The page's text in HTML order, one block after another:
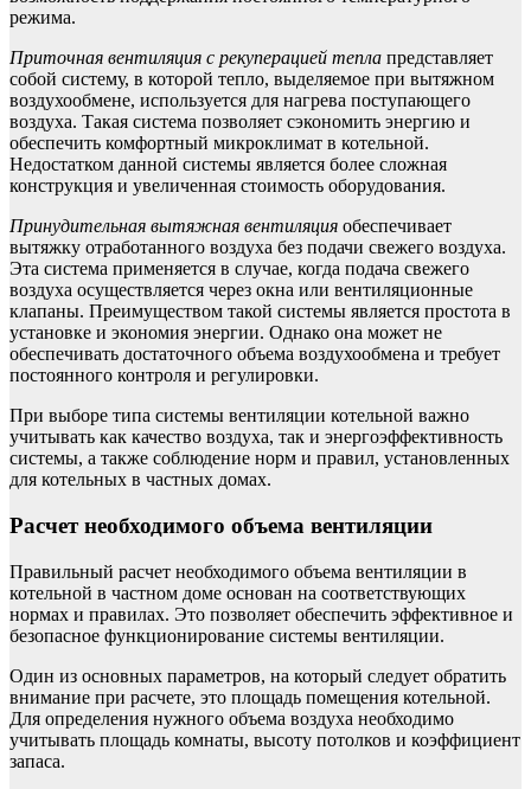
режима.
Приточная вентиляция с рекуперацией тепла представляет
собой систему, в которой тепло, выделяемое при вытяжном
воздухообмене, используется для нагрева поступающего
воздуха. Такая система позволяет сэкономить энергию и
обеспечить комфортный микроклимат в котельной.
Недостатком данной системы является более сложная
конструкция и увеличенная стоимость оборудования.
Принудительная вытяжная вентиляция обеспечивает
вытяжку отработанного воздуха без подачи свежего воздуха.
Эта система применяется в случае, когда подача свежего
воздуха осуществляется через окна или вентиляционные
клапаны. Преимуществом такой системы является простота в
установке и экономия энергии. Однако она может не
обеспечивать достаточного объема воздухообмена и требует
постоянного контроля и регулировки.
При выборе типа системы вентиляции котельной важно
учитывать как качество воздуха, так и энергоэффективность
системы, а также соблюдение норм и правил, установленных
для котельных в частных домах.
Расчет необходимого объема вентиляции
Правильный расчет необходимого объема вентиляции в
котельной в частном доме основан на соответствующих
нормах и правилах. Это позволяет обеспечить эффективное и
безопасное функционирование системы вентиляции.
Один из основных параметров, на который следует обратить
внимание при расчете, это площадь помещения котельной.
Для определения нужного объема воздуха необходимо
учитывать площадь комнаты, высоту потолков и коэффициент
запаса.